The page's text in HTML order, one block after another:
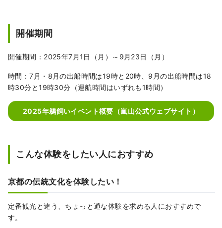
開催期間
開催期間：2025年7月1日（月）～9月23日（月）
時間：7月・8月の出船時間は19時と20時、9月の出船時間は18
時30分と19時30分（運航時間はいずれも1時間）
2025年鵜飼いイベント概要（嵐山公式ウェブサイト）
こんな体験をしたい人におすすめ
京都の伝統文化を体験したい！
定番観光と違う、ちょっと通な体験を求める人におすすめで
す。